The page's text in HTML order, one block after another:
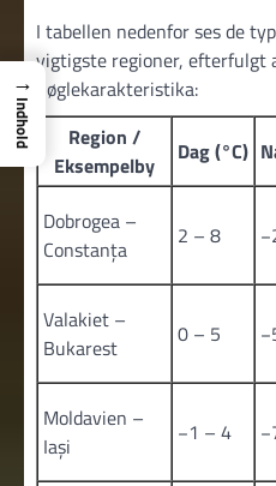
I tabellen nedenfor ses de
vigtigste regioner, efterfulgt
nøglekarakteristika:
Region /
Eksempelby
Dag (°C)
Dobrogea –
Constanța
2 – 8
Valakiet –
Bukarest
0 – 5
Moldavien –
Iași
−1 – 4
→
Indhold